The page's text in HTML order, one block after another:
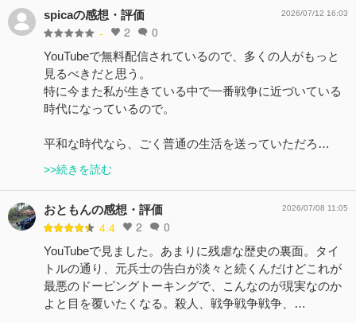
spicaの感想・評価
- 2 0
2026/07/12 16:03
YouTubeで無料配信されているので、多くの人がもっと
見るべきだと思う。
特に今また私が生きている中で一番戦争に近づいている
時代になっているので。
平和な時代なら、ごく普通の生活を送っていただろ…
>>続きを読む
おともんの感想・評価
4.4 2 0
2026/07/08 11:05
YouTubeで見ました。あまりに残虐な歴史の裏面。タイ
トルの通り、元兵士の告白が淡々と続くんだけどこれが
最悪のドーピングトーキングで、こんなのが現実なのか
よと目を覆いたくなる。殺人、戦争戦争戦争、…